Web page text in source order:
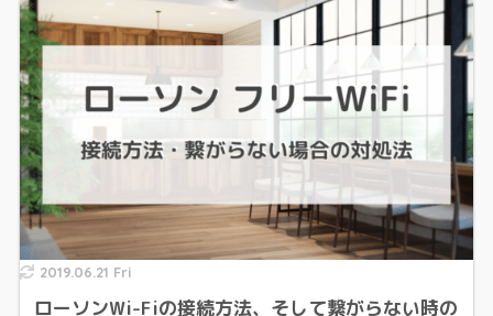
2019.06.21 Fri
ローソンWi-Fiの接続方法、そして繋がらない時の